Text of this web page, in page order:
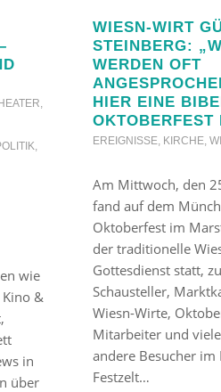
,
,
wie
&
in
über
WIESN-WIRT
STEINBERG:
WERDEN OFT
HIER EINE
OKTOBERFEST
EREIGNISSE, KIRCHE,
Am Mittwoch, den
fand auf dem
Oktoberfest im
der traditionelle
Gottesdienst statt,
Schausteller,
Wiesn-Wirte,
Mitarbeiter und viele
andere Besucher im
Festzelt…